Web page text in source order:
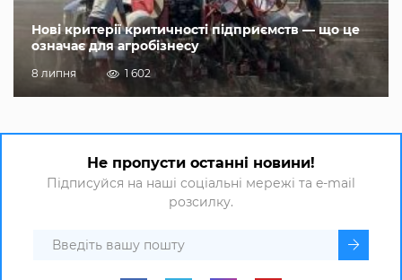
Нові критерії критичності підприємств — що це
означає для агробізнесу
8 липня 1 602
Не пропусти останні новини!
Підписуйся на наші соціальні мережі та e-mail
розсилку.